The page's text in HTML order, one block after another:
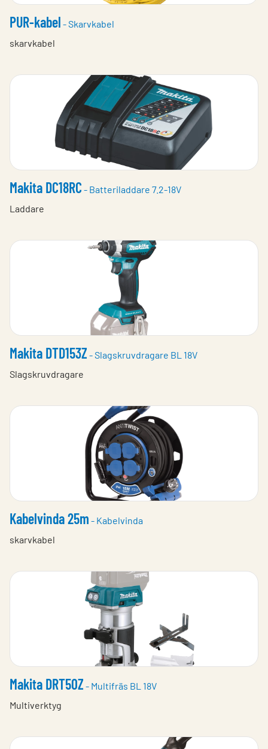
PUR-kabel - Skarvkabel
skarvkabel
Makita DC18RC - Batteriladdare 7.2-18V
Laddare
Makita DTD153Z - Slagskruvdragare BL 18V
Slagskruvdragare
Kabelvinda 25m - Kabelvinda
skarvkabel
Makita DRT50Z - Multifräs BL 18V
Multiverktyg